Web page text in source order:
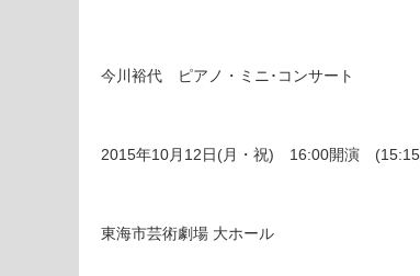
今川裕代 ピアノ・ミニ･コンサート
2015年10月12日(月・祝) 16:00開演 (15:15
東海市芸術劇場 大ホール